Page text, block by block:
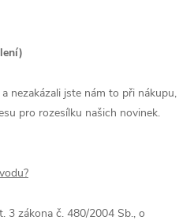
nezakázali jste nám to při nákupu,
pro rozesílku našich novinek.
3 zákona č. 480/2004 Sb., o